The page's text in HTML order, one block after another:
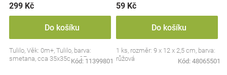
299 Kč
Do košíku
Tulilo, Věk: 0m+, Tulilo, barva:
smetana, cca 35x35cm, CE
Kód: 11399801
59 Kč
Do košíku
1 ks, rozměr: 9 x 12 x 2,5 cm, barva:
růžová
Kód: 48065501